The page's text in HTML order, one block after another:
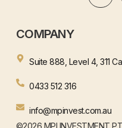
COMPANY
Suite 888, Level 4, 311
0433 512 316
info@mpinvest.com.au